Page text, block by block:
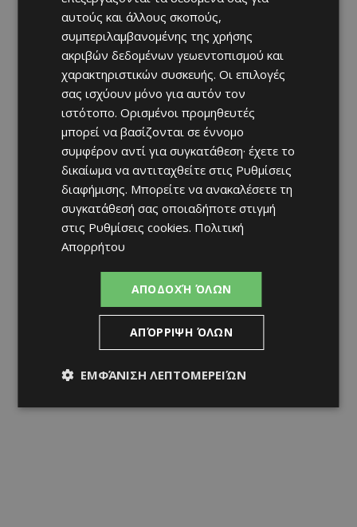
αυτούς και άλλους σκοπούς,
συμπεριλαμβανομένης της χρήσης
ακριβών δεδομένων γεωεντοπισμού και
χαρακτηριστικών συσκευής. Οι επιλογές
σας ισχύουν μόνο για αυτόν τον
ιστότοπο. Ορισμένοι προμηθευτές
μπορεί να βασίζονται σε έννομο
συμφέρον αντί για συγκατάθεση· έχετε το
δικαίωμα να αντιταχθείτε στις Ρυθμίσεις
διαφήμισης. Μπορείτε να ανακαλέσετε τη
συγκατάθεσή σας οποιαδήποτε στιγμή
στις Ρυθμίσεις cookies. Πολιτική
Απορρήτου
ΑΠΟΔΟΧΉ ΌΛΩΝ
ΑΠΌΡΡΙΨΗ ΌΛΩΝ
ΕΜΦΆΝΙΣΗ ΛΕΠΤΟΜΕΡΕΙΏΝ